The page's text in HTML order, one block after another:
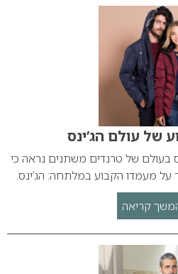
של עולם הג’ינס
בעולם של טרנדים משתנים נראה כי
מעמדו הקבוע במלתחה: הג’ינס.
קריאה